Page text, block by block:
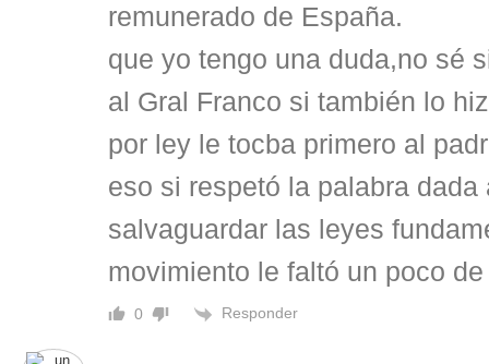
remunerado de España.
que yo tengo una duda,no sé
al Gral Franco si también lo
por ley le tocba primero al
eso si respetó la palabra dada
salvaguardar las leyes
movimiento le faltó un poco
0 Responder